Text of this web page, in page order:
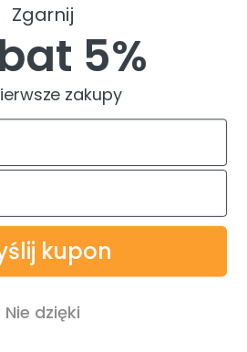
- Warszawa
danych dzięki
obsługiwane przez
Zgarnij
5%
zakupy
kupon
Nie dzięki